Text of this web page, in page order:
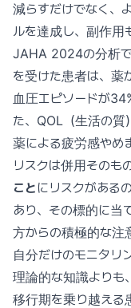
減らすだけでなく、
ルを達成し、副作用
JAHA 2024の分析
を受けた患者は、薬
血圧エピソードが
た、QOL（生活の質
薬による疲労感やめ
リスクは併用そのも
ことにリスクがある
あり、その標的に当
方からの積極的な注
自分だけのモニタリ
理論的な知識よりも
移行期を乗り越える